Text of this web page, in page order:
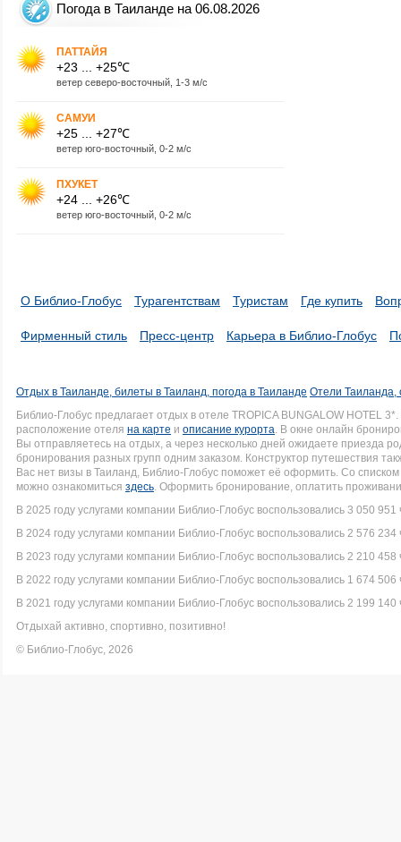
Погода в Таиланде на 06.08.2026
ПАТТАЙЯ
+23 ... +25℃
ветер северо-восточный, 1-3 м/с
САМУИ
+25 ... +27℃
ветер юго-восточный, 0-2 м/с
ПХУКЕТ
+24 ... +26℃
ветер юго-восточный, 0-2 м/с
О Библио-Глобус Турагентствам Туристам Где купить
Фирменный стиль Пресс-центр Карьера в Библио-Глобус
Отдых в Таиланде, билеты в Таиланд, погода в Таиланде Отели Таиланда,
Библио-Глобус предлагает отдых в отеле TROPICA BUNGALOW
расположение отеля на карте и описание курорта. В окне онлайн
Вы отправляетесь на отдых, а через несколько дней ожидаете приезда
бронирования разных групп одним заказом. Конструктор путешествия
Вас нет визы в Таиланд, Библио-Глобус поможет её оформить. Со
можно ознакомиться здесь. Оформить бронирование, оплатить
В 2025 году услугами компании Библио-Глобус воспользовались 3 050 951
В 2024 году услугами компании Библио-Глобус воспользовались 2 576 234
В 2023 году услугами компании Библио-Глобус воспользовались 2 210 458
В 2022 году услугами компании Библио-Глобус воспользовались 1 674 506
В 2021 году услугами компании Библио-Глобус воспользовались 2 199 140
Отдыхай активно, спортивно, позитивно!
© Библио-Глобус, 2026